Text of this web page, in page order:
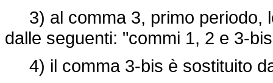
3) al comma 3, primo periodo,
dalle seguenti: "commi 1, 2 e 3-
4) il comma 3-bis è sostituito